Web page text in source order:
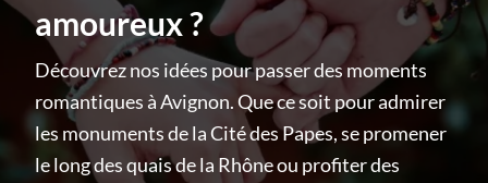
amoureux ?
Découvrez nos idées pour passer des moments
romantiques à Avignon. Que ce soit pour admirer
les monuments de la Cité des Papes, se promener
le long des quais de la Rhône ou profiter des